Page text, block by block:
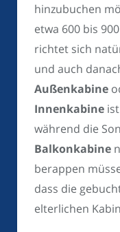
hinzubuchen
etwa 600 bis
richtet sich
und auch
Außenkabine
Innenkabine
während die
Balkonkabine
berappen
dass die
elterlichen